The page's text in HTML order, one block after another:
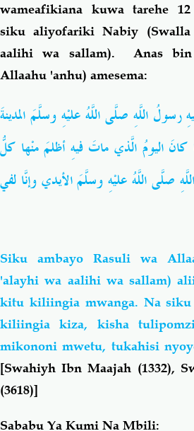
wameafikiana kuwa tarehe
siku aliyofariki Nabiy
aalihi wa sallam). Anas bin
Allaahu 'anhu) amesema:
رسولُ اللَّهِ صلَّى اللَّهُ عليْهِ وسلَّمَ المدينةَ
اليومُ الَّذي ماتَ فيهِ أظلمَ منْها كلُّ
صلَّى اللَّهُ عليْهِ وسلَّمَ الأيدي وإنَّا لفي
Siku ambayo Rasuli wa
'alayhi wa aalihi wa sallam)
kitu kiliingia mwanga. Na
kiliingia kiza, kisha
mikononi mwetu, tukahisi
[Swahiyh Ibn Maajah (1332),
(3618)]
Sababu Ya Kumi Na Mbili: